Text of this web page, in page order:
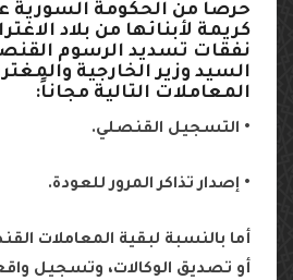
حرصاً من الحكومة السورية
كريمة لأبنائها من بلاد
نفقات تسديد الرسوم
السيد وزير الخارجية
المعاملات التالية مجاناً:
• التسجيل القنصلي.
• إصدار تذاكر المرور للعودة.
أما بالنسبة لبقية المعاملات
أو تصديق الوكالات، وتسجيل